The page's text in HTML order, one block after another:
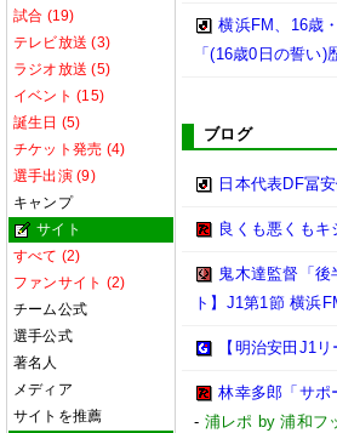
試合 (19)
テレビ放送 (3)
ラジオ放送 (5)
イベント (15)
誕生日 (5)
チケット発売 (4)
選手出演 (9)
キャンプ
サイト
すべて (2)
ファンサイト (2)
チーム公式
選手公式
著名人
メディア
サイトを推薦
横浜FM、16歳
「(16歳0日の誓い)
ブログ
日本代表DF冨
良くも悪くも
鬼木達監督「
ト】J1第1節 横浜
【明治安田J1
林幸多郎「サポ
- 浦レポ by 浦和フ